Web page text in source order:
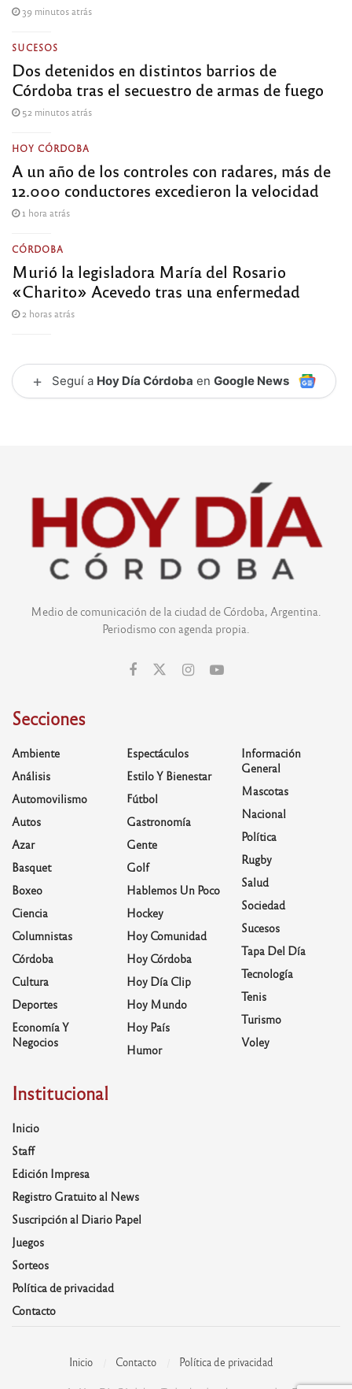
39 minutos atrás
SUCESOS
Dos detenidos en distintos barrios de
Córdoba tras el secuestro de armas de fuego
52 minutos atrás
HOY CÓRDOBA
A un año de los controles con radares, más de
12.000 conductores excedieron la velocidad
1 hora atrás
CÓRDOBA
Murió la legisladora María del Rosario
«Charito» Acevedo tras una enfermedad
2 horas atrás
+ Seguí a Hoy Día Córdoba en Google News
Medio de comunicación de la ciudad de Córdoba, Argentina.
Periodismo con agenda propia.
Secciones
Ambiente
Análisis
Automovilismo
Autos
Azar
Basquet
Boxeo
Ciencia
Columnistas
Córdoba
Cultura
Deportes
Economía Y
Negocios
Espectáculos
Estilo Y Bienestar
Fútbol
Gastronomía
Gente
Golf
Hablemos Un Poco
Hockey
Hoy Comunidad
Hoy Córdoba
Hoy Día Clip
Hoy Mundo
Hoy País
Humor
Información
General
Mascotas
Nacional
Política
Rugby
Salud
Sociedad
Sucesos
Tapa Del Día
Tecnología
Tenis
Turismo
Voley
Institucional
Inicio
Staff
Edición Impresa
Registro Gratuito al News
Suscripción al Diario Papel
Juegos
Sorteos
Política de privacidad
Contacto
Inicio Contacto Política de privacidad